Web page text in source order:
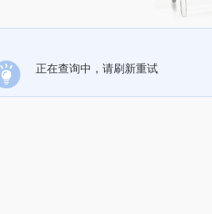
正在查询中，请刷新重试